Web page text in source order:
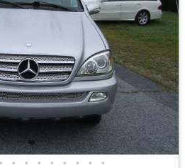
• • • • • • • • •